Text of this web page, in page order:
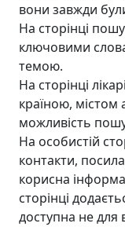
вони завжди
На сторінці
ключовими
темою.
На сторінці
країною, містом
можливість
На особистій
контакти,
корисна
сторінці
доступна не для